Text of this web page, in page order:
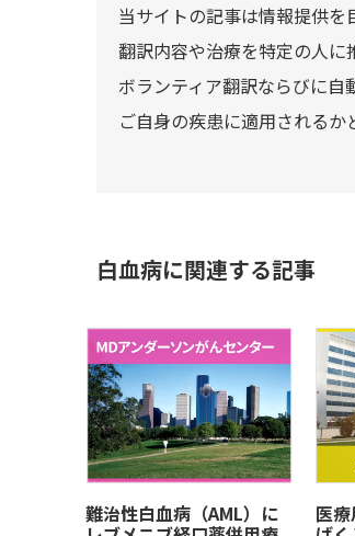
当サイトの記事は情報提供を
翻訳内容や治療を特定の人に
ボランティア翻訳ならびに自
ご自身の疾患に適用されるか
白血病に関連する記事
難治性白血病（AML）に 医